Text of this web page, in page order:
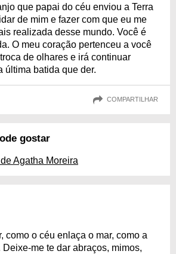
que papai do céu enviou a Terra
de mim e fazer com que eu me
realizada desse mundo. Você é
O meu coração pertenceu a você
de olhares e irá continuar
última batida que der.
COMPARTILHAR
gostar
Agatha Moreira
como o céu enlaça o mar, como a
me te dar abraços, mimos,